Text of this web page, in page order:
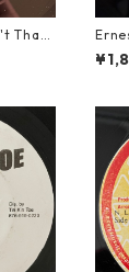
That
ghts